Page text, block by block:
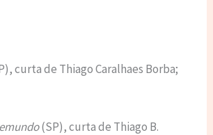
curta de Thiago Caralhaes Borba;
(SP), curta de Thiago B.